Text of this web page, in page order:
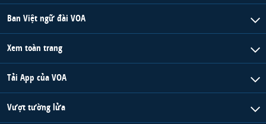
Ban Việt ngữ đài VOA
Xem toàn trang
Tải App của VOA
Vượt tường lửa